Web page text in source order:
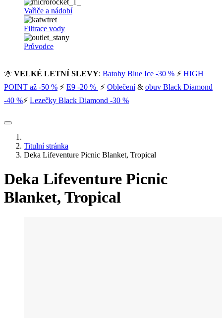
Vařiče a nádobí
Filtrace vody
Průvodce
🌞 VELKÉ LETNÍ SLEVY: Batohy Blue Ice -30 % ⚡ HIGH
POINT až -50 % ⚡ E9 -20 % ⚡ Oblečení& obuv Black Diamond
-40 %⚡ Lezečky Black Diamond -30 %
Titulní stránka
Deka Lifeventure Picnic Blanket, Tropical
Deka Lifeventure Picnic
Blanket, Tropical